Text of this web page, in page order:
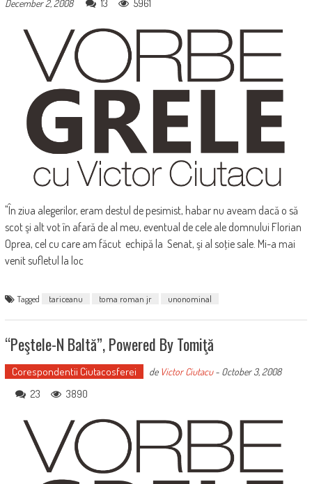
December 2, 2008 13 5961
"În ziua alegerilor, eram destul de pesimist, habar nu aveam dacă o să
scot şi alt vot în afară de al meu, eventual de cele ale domnului Florian
Oprea, cel cu care am făcut echipă la Senat, şi al soţie sale. Mi-a mai
venit sufletul la loc
Tagged tariceanu toma roman jr unonominal
“Peştele-N Baltă”, Powered By Tomiţă
Corespondentii Ciutacosferei de Victor Ciutacu- October 3, 2008
23 3890